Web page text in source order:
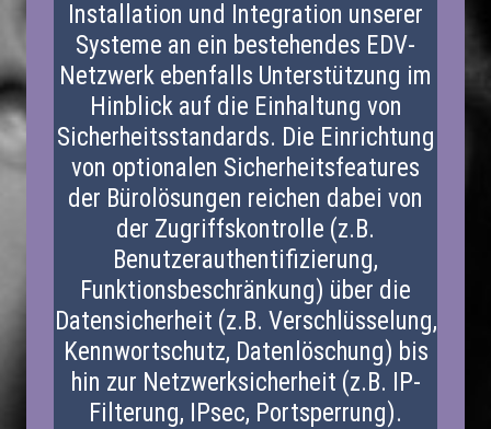
Installation und Integration unserer
Systeme an ein bestehendes EDV-
Netzwerk ebenfalls Unterstützung im
Hinblick auf die Einhaltung von
Sicherheitsstandards. Die Einrichtung
von optionalen Sicherheitsfeatures
der Bürolösungen reichen dabei von
der Zugriffskontrolle (z.B.
Benutzerauthentifizierung,
Funktionsbeschränkung) über die
Datensicherheit (z.B. Verschlüsselung,
Kennwortschutz, Datenlöschung) bis
hin zur Netzwerksicherheit (z.B. IP-
Filterung, IPsec, Portsperrung).